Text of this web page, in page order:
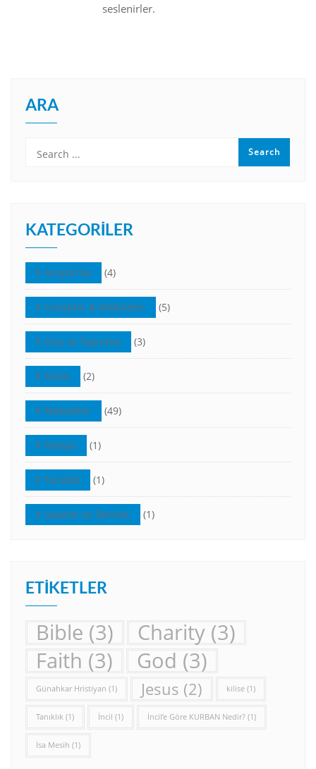
seslenirler.
ARA
KATEGORILER
Araştırma (4)
Cevaplar & Makaleler (5)
Dua ve Tapınma (3)
Kilise (2)
Makaleler (49)
Medya (1)
Tanıklık (1)
Vaazlar ve Dersler (1)
ETIKETLER
Bible (3) Charity (3)
Faith (3) God (3)
Günahkar Hristiyan (1) Jesus (2) kilise (1)
Tanıklık (1) İncil (1) İncil’e Göre KURBAN Nedir? (1)
İsa Mesih (1)